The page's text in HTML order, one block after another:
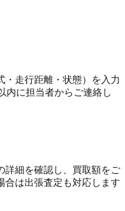
・走行距離・状態）を入力
内に担当者からご連絡し
詳細を確認し、買取額をご
合は出張査定も対応します